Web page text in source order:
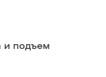
и подъем